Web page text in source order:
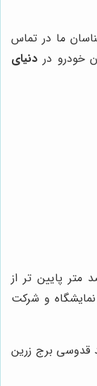
ما در تماس
خودرو در دنیای
پایین تر از
تیراژه - نبش کوچه زارع - پلاک 108 - نمایشگاه و شرکت
قدوسی برج زرین